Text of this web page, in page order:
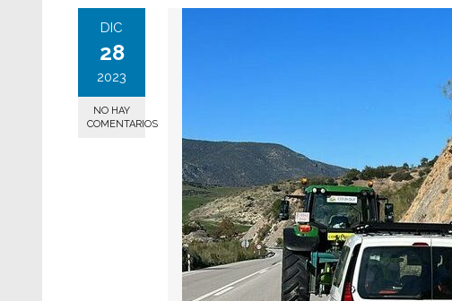
DIC
28
2023
NO HAY
COMENTARIOS